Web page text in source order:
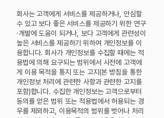
회사는 고객에게 서비스를 제공하거나, 안심할
수 있고 보다 좋은 서비스를 제공하기 위한 연구
·개발에 도움이 되거나, 보다 고객에게 관련성이
높은 서비스를 제공하기 위하여 개인정보를 이
용합니다. 회사가 개인정보를 수집할 때에는 적
용법에 의해 요구되는 범위에서 사전에 고객에
게 이용 목적을 통지 또는 고지(본 방침을 통한
개인정보 처리에 관련한 사항과 관련한 고지를
포함)합니다. 수집한 개인정보는 고객으로부터
동의를 얻은 범위 또는 적용법에서 허용되는 경
우를 제외하고, 이용목적의 범위를 벗어나 처리